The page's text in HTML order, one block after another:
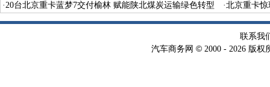
生意人
启航
·20台北京重卡蓝梦7交付榆林 赋能陕北煤炭运输绿色转型 ·北京重卡
联系我
汽车商务网 © 2000 - 2026 版权